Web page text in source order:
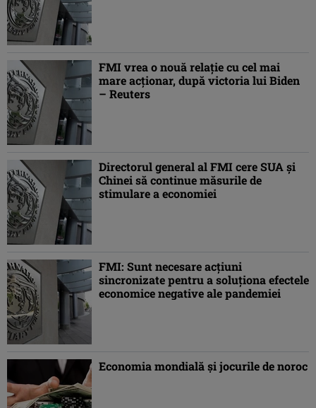
FMI vrea o nouă relaţie cu cel mai
mare acţionar, după victoria lui Biden
– Reuters
Directorul general al FMI cere SUA şi
Chinei să continue măsurile de
stimulare a economiei
FMI: Sunt necesare acţiuni
sincronizate pentru a soluţiona efectele
economice negative ale pandemiei
Economia mondială şi jocurile de noroc